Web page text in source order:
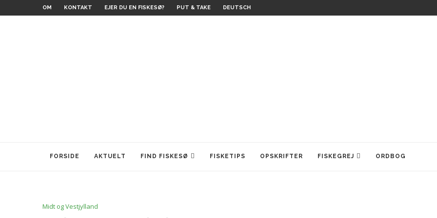
OM KONTAKT EJER DU EN FISKESØ? PUT & TAKE DEUTSCH
FORSIDE AKTUELT FIND FISKESØ FISKETIPS OPSKRIFTER FISKEGREJ ORDBOG
Midt og Vestjylland